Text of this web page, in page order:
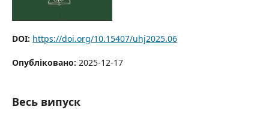
DOI: https://doi.org/10.15407/uhj2025.06
Опубліковано: 2025-12-17
Весь випуск